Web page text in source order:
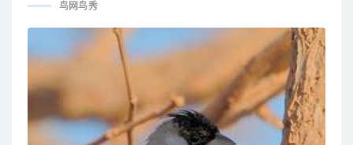
鸟网鸟秀